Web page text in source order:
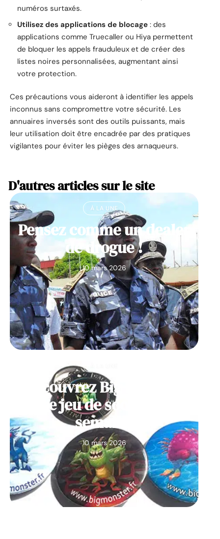
numéros surtaxés.
Utilisez des applications de blocage : des
applications comme Truecaller ou Hiya permettent
de bloquer les appels frauduleux et de créer des
listes noires personnalisées, augmentant ainsi
votre protection.
Ces précautions vous aideront à identifier les appels
inconnus sans compromettre votre sécurité. Les
annuaires inversés sont des outils puissants, mais
leur utilisation doit être encadrée par des pratiques
vigilantes pour éviter les pièges des arnaqueurs.
D'autres articles sur le site
À LA UNE
Pensez comme un dealer
de drogue !
10 mars 2026
Découvrez Big Monster,
notre jeu de société de la
semaine
10 mars 2026